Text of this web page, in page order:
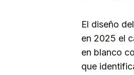
El diseño
en 2025 el
en blanco
que